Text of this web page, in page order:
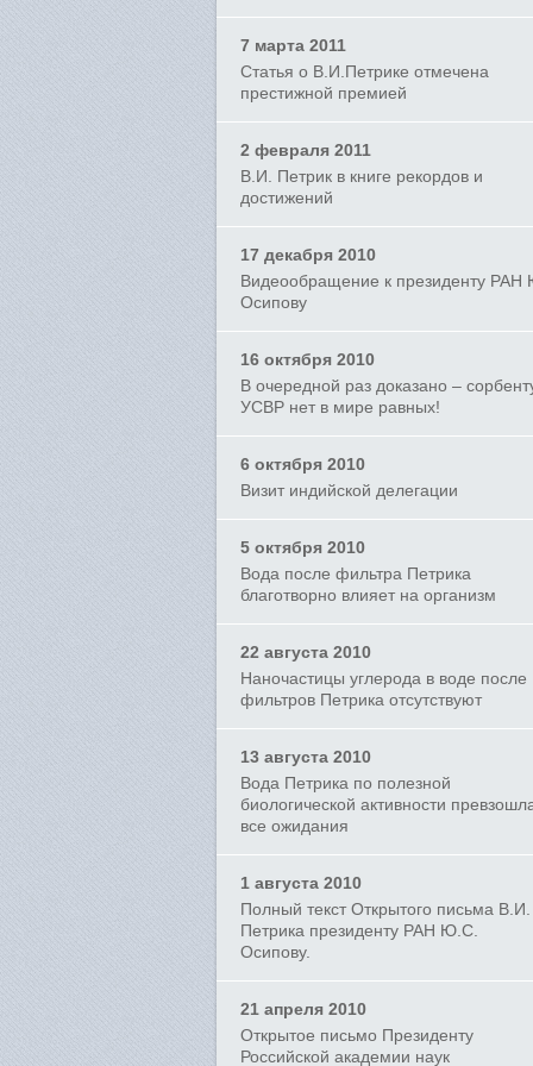
7 марта 2011
Статья о В.И.Петрике отмечена
престижной премией
2 февраля 2011
В.И. Петрик в книге рекордов и
достижений
17 декабря 2010
Видеообращение к президенту РАН
Осипову
16 октября 2010
В очередной раз доказано –
УСВР нет в мире равных!
6 октября 2010
Визит индийской делегации
5 октября 2010
Вода после фильтра Петрика
благотворно влияет на организм
22 августа 2010
Наночастицы углерода в воде после
фильтров Петрика отсутствуют
13 августа 2010
Вода Петрика по полезной
биологической активности
все ожидания
1 августа 2010
Полный текст Открытого письма В.И.
Петрика президенту РАН Ю.С.
Осипову.
21 апреля 2010
Открытое письмо Президенту
Российской академии наук